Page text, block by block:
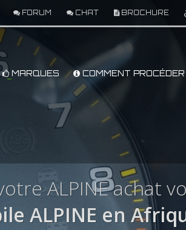
FORUM CHAT BROCHURE
MARQUES COMMENT PROCÉDER
ALPINE achat
ALPINE en